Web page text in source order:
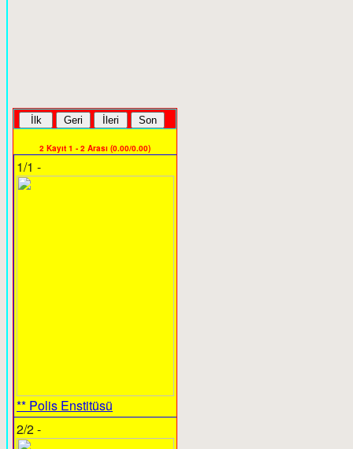
2 Kayıt 1 - 2 Arası (0.00/0.00)
1/1 -
** Polis Enstitüsü
2/2 -